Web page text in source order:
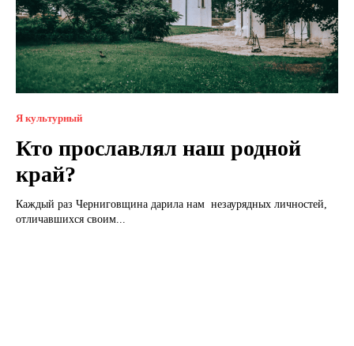
Я культурный
Кто прославлял наш родной
край?
Каждый раз Черниговщина дарила нам незаурядных личностей,
отличавшихся своим...